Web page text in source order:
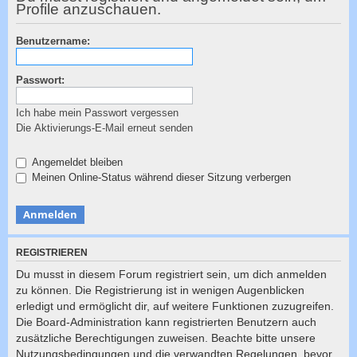
Profile anzuschauen.
Benutzername:
Passwort:
Ich habe mein Passwort vergessen
Die Aktivierungs-E-Mail erneut senden
Angemeldet bleiben
Meinen Online-Status während dieser Sitzung verbergen
REGISTRIEREN
Du musst in diesem Forum registriert sein, um dich anmelden
zu können. Die Registrierung ist in wenigen Augenblicken
erledigt und ermöglicht dir, auf weitere Funktionen zuzugreifen.
Die Board-Administration kann registrierten Benutzern auch
zusätzliche Berechtigungen zuweisen. Beachte bitte unsere
Nutzungsbedingungen und die verwandten Regelungen, bevor